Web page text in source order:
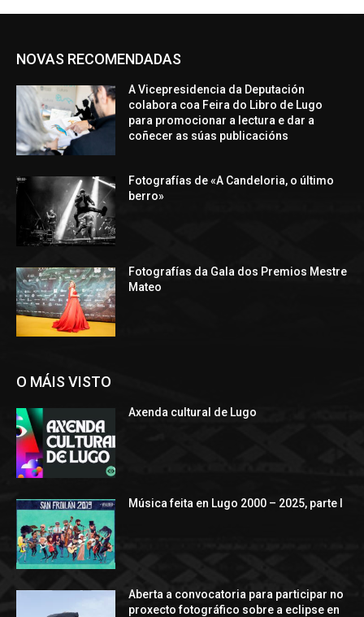
NOVAS RECOMENDADAS
A Vicepresidencia da Deputación
colabora coa Feira do Libro de Lugo
para promocionar a lectura e dar a
coñecer as súas publicacións
Fotografías de «A Candeloria, o último
berro»
Fotografías da Gala dos Premios Mestre
Mateo
O MÁIS VISTO
Axenda cultural de Lugo
Música feita en Lugo 2000 – 2025, parte I
Aberta a convocatoria para participar no
proxecto fotográfico sobre a eclipse en